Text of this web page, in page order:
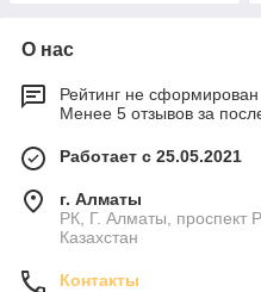
О нас
Рейтинг не сформирован
Менее 5 отзывов за
Работает с 25.05.2021
г. Алматы
РК, Г. Алматы, проспект
Казахстан
Контакты